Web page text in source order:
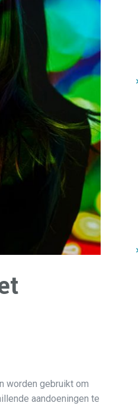
worden gebruikt om
aandoeningen te